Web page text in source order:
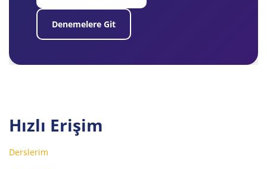
Denemelere Git
Hızlı Erişim
Derslerim